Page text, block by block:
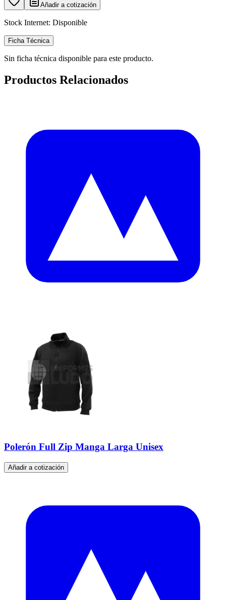
Añadir a cotización
Stock Internet: Disponible
Ficha Técnica
Sin ficha técnica disponible para este producto.
Productos Relacionados
Polerón Full Zip Manga Larga Unisex
Añadir a cotización